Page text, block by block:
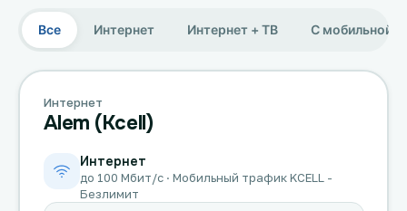
Все Интернет Интернет + ТВ С мобильной
Интернет
Alem (Kcell)
Интернет
до 100 Мбит/с · Мобильный трафик KCELL -
Безлимит